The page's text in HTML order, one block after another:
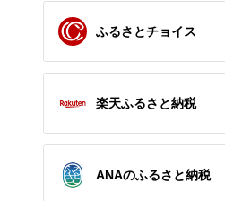
ふるさとチョイス
楽天ふるさと納税
ANAのふるさと納税